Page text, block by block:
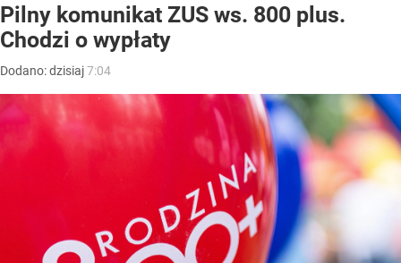
Pilny komunikat ZUS ws. 800 plus.
Chodzi o wypłaty
Dodano:dzisiaj7:04